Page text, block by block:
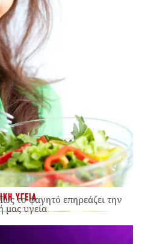
ΥΓΕΙΑ
το φαγητό επηρεάζει την
μας υγεία